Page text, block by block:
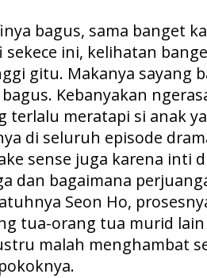
bagus, sama banget
ini, kelihatan
gitu. Makanya sayang
Kebanyakan
terlalu meratapi si anak
di seluruh episode
sense juga karena inti
dan bagaimana
Seon Ho,
tua-orang tua murid
malah menghambat